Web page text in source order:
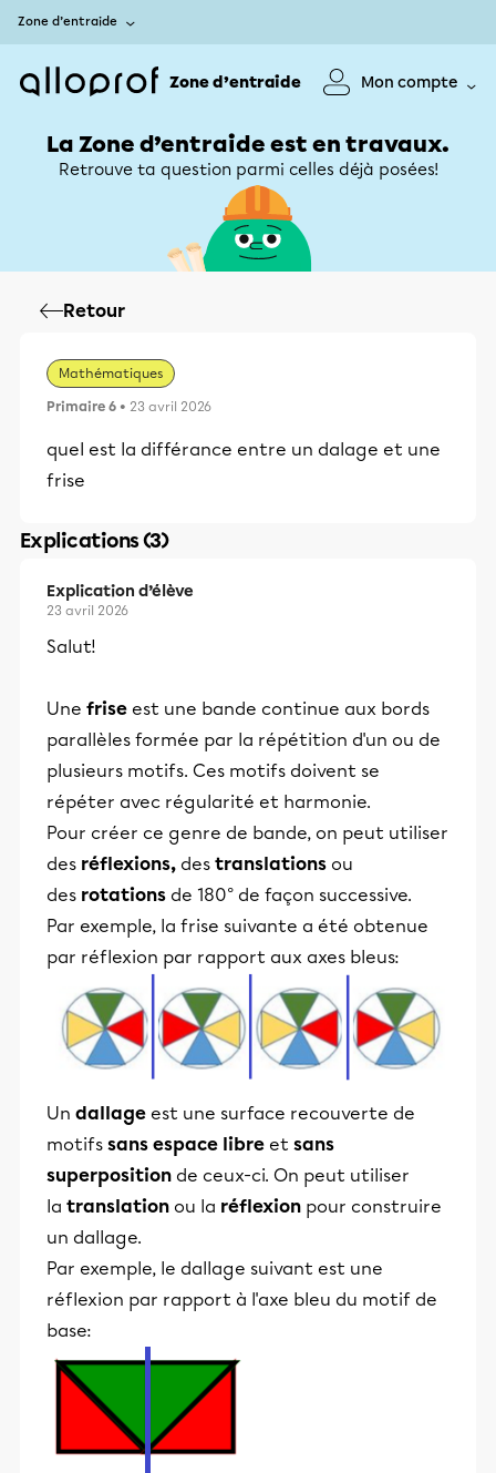
Zone d’entraide
Zone d’entraide Mon compte
La Zone d’entraide est en travaux.
Retrouve ta question parmi celles déjà posées!
Retour
Mathématiques
Primaire 6 • 23 avril 2026
quel est la différance entre un dalage et une
frise
Explications (3)
Explication d’élève
23 avril 2026
Salut!
Une frise est une bande continue aux bords
parallèles formée par la répétition d'un ou de
plusieurs motifs. Ces motifs doivent se
répéter avec régularité et harmonie.
Pour créer ce genre de bande, on peut utiliser
des réflexions, des translations ou
des rotations de 180° de façon successive.
Par exemple, la frise suivante a été obtenue
par réflexion par rapport aux axes bleus:
Un dallage est une surface recouverte de
motifs sans espace libre et sans
superposition de ceux-ci.​ On peut utiliser
la translation ou la réflexion pour construire
un dallage.
Par exemple, le dallage suivant est une
réflexion par rapport à l'axe bleu du motif de
base: